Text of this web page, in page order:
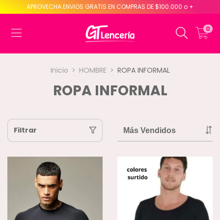
APROVECHA ENVIOS GRATIS EN COMPRAS DE $100.000 o +
0
Inicio > HOMBRE > ROPA INFORMAL
ROPA INFORMAL
Filtrar